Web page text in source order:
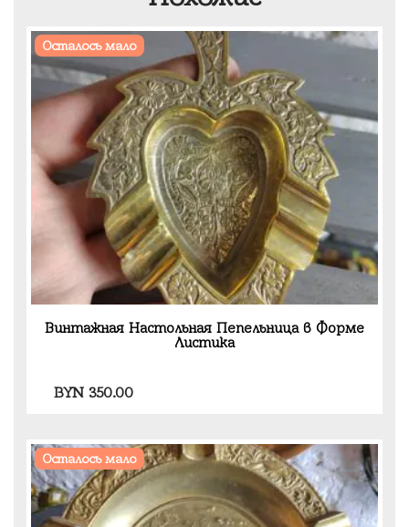
Осталось мало
Винтажная Настольная Пепельница в Форме
Листика
BYN350.00
Осталось мало